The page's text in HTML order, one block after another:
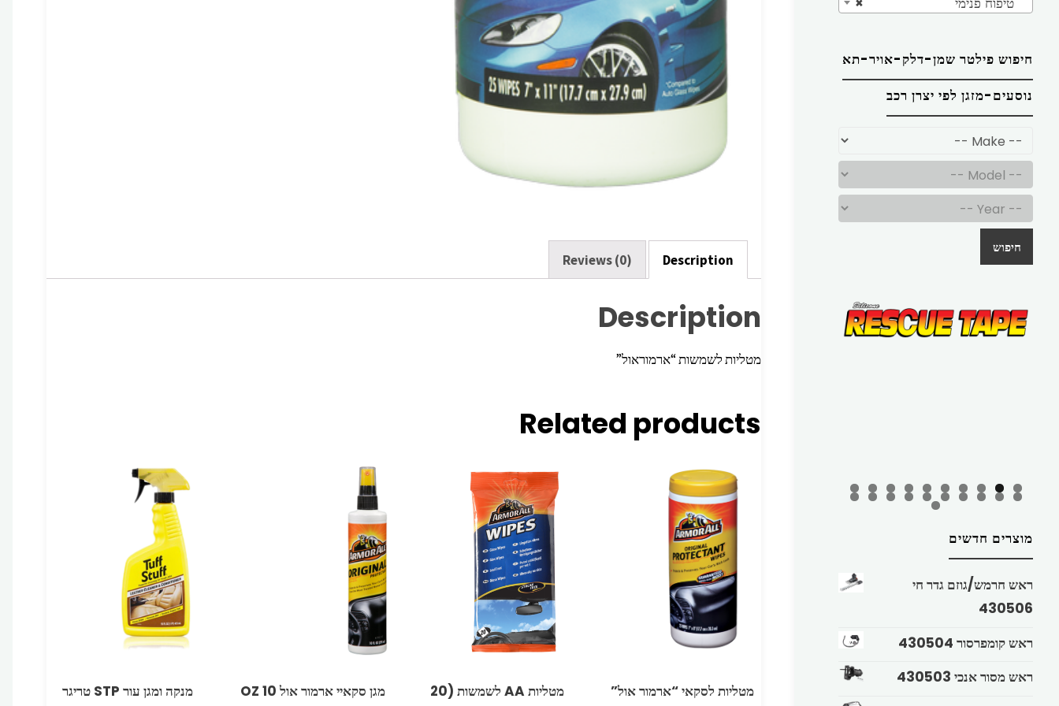
Description
Reviews (0)
Description
מטליות לשמשות “ארמוראול”
Related products
מטליות לסקאי “ארמור אול”
מטליות ‏AA לשמשות (20
מגן סקאיי ארמור אול OZ 10 מנקה ומגן עור STP טריגר
חיפוש פילטר שמן-דלק-אויר-תא
נוסעים-מזגן לפי יצרן רכב
חיפוש
מוצרים חדשים
ראש חרמש/גוזם גדר חי
430506
ראש קומפרסור 430504
ראש מסור אנכי 430503